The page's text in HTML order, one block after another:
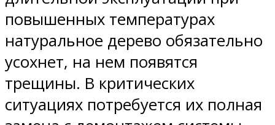
повышенных температурах
натуральное дерево обязательно
усохнет, на нем появятся
трещины. В критических
ситуациях потребуется их полная